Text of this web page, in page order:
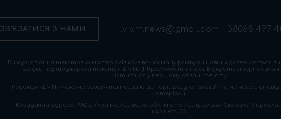
ЗВ’ЯЗАТИСЯ З НАМИ lviv.m.news@gmail.com +38068 497
Використання текстових матеріалів «Львівської мануфактури новин» дозволяється
згадки першоджерела тексту – «LMN» (https://www.lmn.in.ua). Відкрите
міститися у першому абзаці тексту.
Редакція «LMN» може не розділяти позицію авторів розділу “Блоги” та не несе
матеріали.
Юридична адреса: 79005, Україна, Львівська обл., місто Львів, вулиця Скорика
кабінет, 23